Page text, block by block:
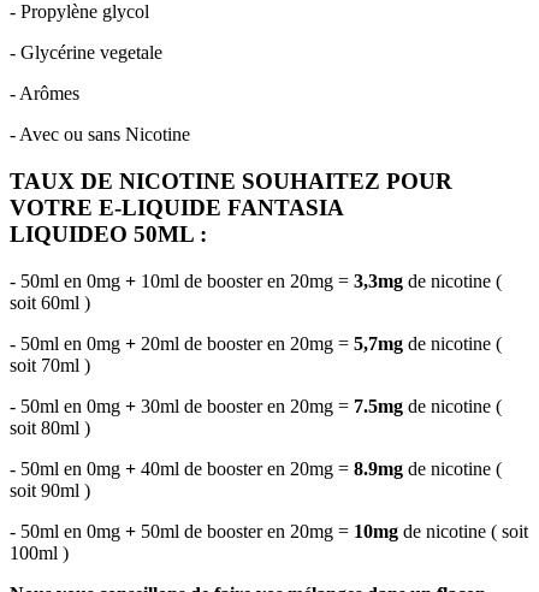
- Propylène glycol
- Glycérine vegetale
- Arômes
- Avec ou sans Nicotine
TAUX DE NICOTINE SOUHAITEZ POUR
VOTRE E-LIQUIDE FANTASIA
LIQUIDEO 50ML :
- 50ml en 0mg + 10ml de booster en 20mg = 3,3mg de nicotine (
soit 60ml )
- 50ml en 0mg + 20ml de booster en 20mg = 5,7mg de nicotine (
soit 70ml )
- 50ml en 0mg + 30ml de booster en 20mg = 7.5mg de nicotine (
soit 80ml )
- 50ml en 0mg + 40ml de booster en 20mg = 8.9mg de nicotine (
soit 90ml )
- 50ml en 0mg + 50ml de booster en 20mg = 10mg de nicotine ( soit
100ml )